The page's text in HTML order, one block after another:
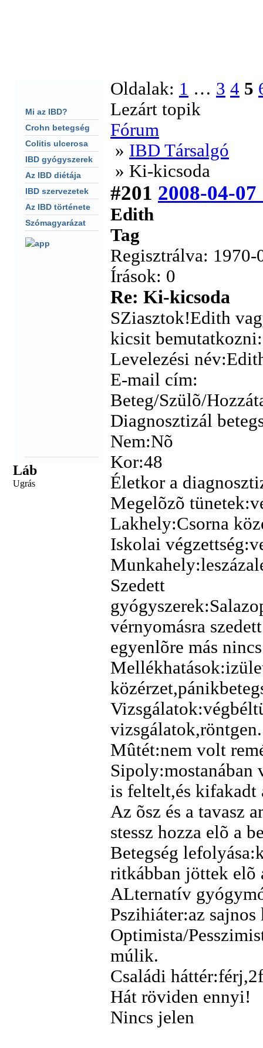
Oldalak: 1 … 3 4 5
Lezárt topik
Fórum
» IBD Társalgó
» Ki-kicsoda
#201 2008-04-07
Edith
Tag
Regisztrálva: 1970-
Írások: 0
Re: Ki-kicsoda
SZiasztok!Edith
kicsit bemutatkozni:
Levelezési
E-mail cím:
Beteg/Szülõ/
Diagnosztizál
Nem:Nõ
Kor:48
Életkor a
Megelõzõ
Lakhely:Csorna
Iskolai
Szedett
vérnyomásra
egyenlõre más
vizsgálatok,röntgen.
Mûtét:nem volt
Sipoly:mostanában
is feltelt,és kifakadt
Az õsz és a tavasz
stessz hozza elõ a
Betegség
ritkábban jöttek elõ
ALternatív
Pszihiáter:az
Optimista/
múlik.
Családi
Hát röviden ennyi!
Nincs jelen
Mi az IBD?
Crohn betegség
Colitis ulcerosa
IBD gyógyszerek
Az IBD diétája
IBD szervezetek
Az IBD története
Szómagyarázat
Láb
Ugrás